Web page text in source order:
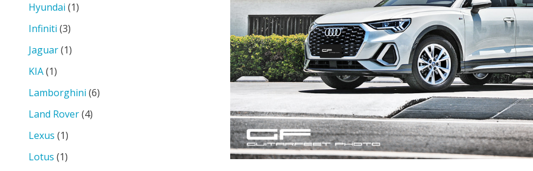
Hyundai (1)
Infiniti (3)
Jaguar(1)
KIA(1)
Lamborghini (6)
Land Rover(4)
Lexus (1)
Lotus (1)